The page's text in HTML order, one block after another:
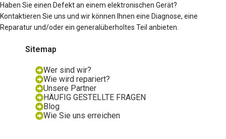
Haben Sie einen Defekt an einem elektronischen Gerät?
Kontaktieren Sie uns und wir können Ihnen eine Diagnose, eine
Reparatur und/oder ein generalüberholtes Teil anbieten.
Sitemap
Wer sind wir?
Wie wird repariert?
Unsere Partner
HÄUFIG GESTELLTE FRAGEN
Blog
Wie Sie uns erreichen